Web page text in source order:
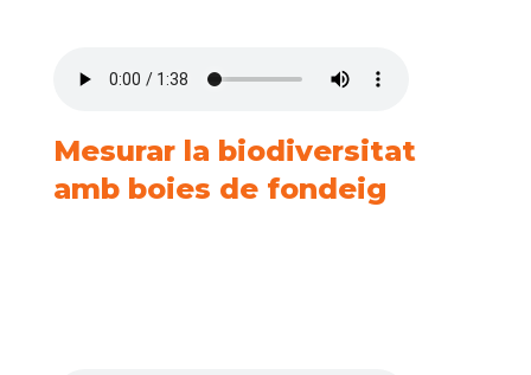
Mesurar la biodiversitat
amb boies de fondeig